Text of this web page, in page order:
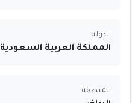
الدولة
المملكة العربية السعودية
المنطقة